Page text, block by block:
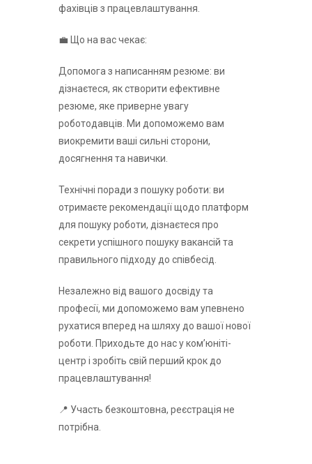
фахівців з працевлаштування.
💼 Що на вас чекає:
Допомога з написанням резюме: ви
дізнаєтеся, як створити ефективне
резюме, яке приверне увагу
роботодавців. Ми допоможемо вам
виокремити ваші сильні сторони,
досягнення та навички.
Технічні поради з пошуку роботи: ви
отримаєте рекомендації щодо платформ
для пошуку роботи, дізнаєтеся про
секрети успішного пошуку вакансій та
правильного підходу до співбесід.
Незалежно від вашого досвіду та
професії, ми допоможемо вам упевнено
рухатися вперед на шляху до вашої нової
роботи. Приходьте до нас у ком’юніті-
центр і зробіть свій перший крок до
працевлаштування!
📍 Участь безкоштовна, реєстрація не
потрібна.